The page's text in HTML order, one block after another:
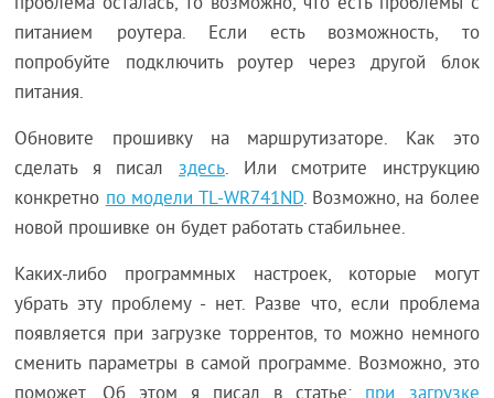
питанием роутера. Если есть возможность, то
попробуйте подключить роутер через другой блок
питания.
Обновите прошивку на маршрутизаторе. Как это
сделать я писал здесь. Или смотрите инструкцию
конкретнопо модели TL-WR741ND. Возможно, на более
новой прошивке он будет работать стабильнее.
Каких-либо программных настроек, которые могут
убрать эту проблему - нет. Разве что, если проблема
появляется при загрузке торрентов, то можно немного
сменить параметры в самой программе. Возможно, это